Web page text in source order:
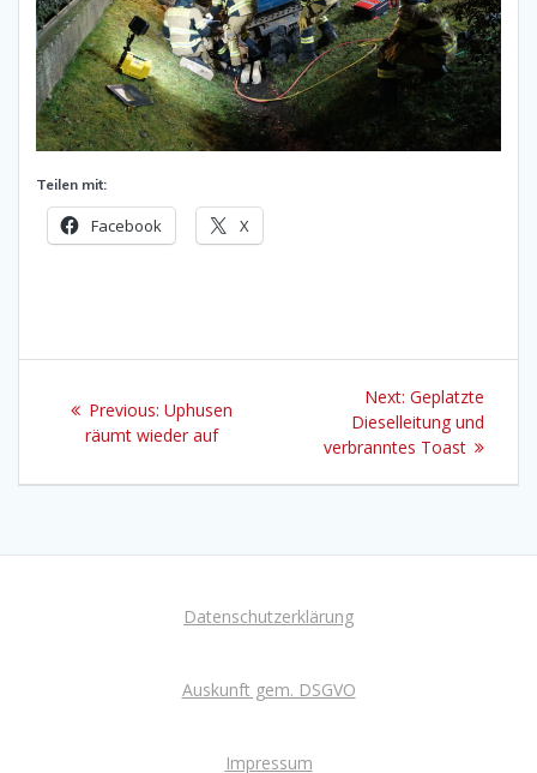
Teilen mit:
Facebook X
Previous: Previous
post:
Uphusen
räumt wieder auf
Next: Next
post:
Geplatzte
Dieselleitung und
verbranntes Toast
Datenschutzerklärung
Auskunft gem. DSGVO
Impressum